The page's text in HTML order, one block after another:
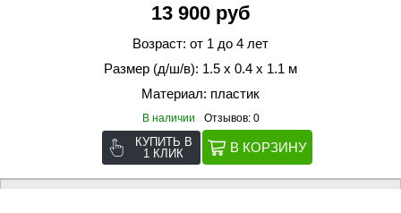
13 900 руб
Возраст: от 1 до 4 лет
Размер (д/ш/в): 1.5 х 0.4 х 1.1 м
Материал: пластик
В наличии Отзывов: 0
КУПИТЬ В
1 КЛИК